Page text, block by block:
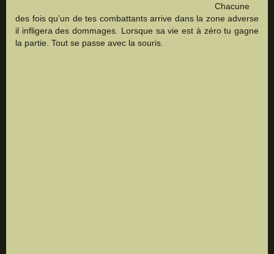
Chacune
des fois qu’un de tes combattants arrive dans la zone adverse
il infligera des dommages. Lorsque sa vie est à zéro tu gagne
la partie. Tout se passe avec la souris.